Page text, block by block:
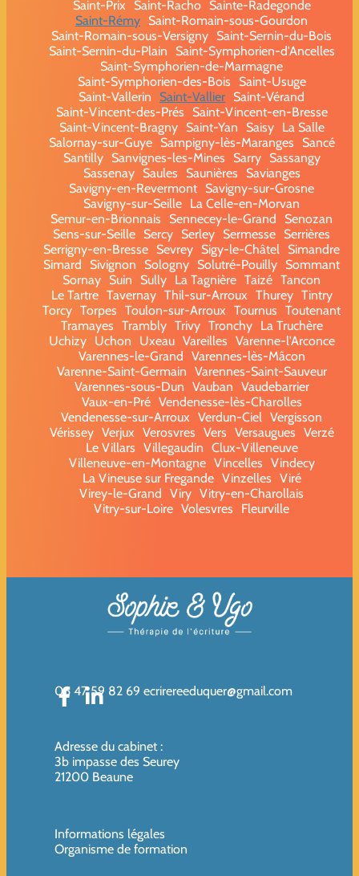
Saint-Prix
Saint-Racho
Sainte-Radegonde
Saint-Rémy Saint-Romain-sous-Gourdon
Saint-Romain-sous-Versigny Saint-Sernin-du-Bois
Saint-Sernin-du-Plain
Saint-Symphorien-d'Ancelles
Saint-Symphorien-de-Marmagne
Saint-Symphorien-des-Bois
Saint-Usuge
Saint-Vallerin
Saint-Vallier Saint-Vérand
Saint-Vincent-des-Prés
Saint-Vincent-en-Bresse
Saint-Vincent-Bragny
Saint-Yan Saisy
La Salle
Salornay-sur-Guye
Sampigny-lès-Maranges
Sancé
Santilly
Sanvignes-les-Mines Sarry
Sassangy
Sassenay
Saules Saunières
Savianges
Savigny-en-Revermont Savigny-sur-Grosne
Savigny-sur-Seille La Celle-en-Morvan
Semur-en-Brionnais
Sennecey-le-Grand
Senozan
Sens-sur-Seille Sercy Serley Sermesse Serrières
Serrigny-en-Bresse Sevrey Sigy-le-Châtel
Simandre
Simard
Sivignon Sologny Solutré-Pouilly Sommant
Sornay Suin Sully La Tagnière Taizé Tancon
Le Tartre Tavernay Thil-sur-Arroux Thurey Tintry
Torcy Torpes Toulon-sur-Arroux Tournus Toutenant
Tramayes Trambly Trivy Tronchy
La Truchère
Uchizy
Uchon Uxeau Vareilles Varenne-l'Arconce
Varennes-le-Grand Varennes-lès-Mâcon
Varenne-Saint-Germain Varennes-Saint-Sauveur
Varennes-sous-Dun Vauban Vaudebarrier
Vaux-en-Pré Vendenesse-lès-Charolles
Vendenesse-sur-Arroux Verdun-Ciel Vergisson
Vérissey Verjux Verosvres Vers Versaugues Verzé
Le Villars Villegaudin Clux-Villeneuve
Villeneuve-en-Montagne Vincelles Vindecy
La Vineuse sur Fregande Vinzelles Viré
Virey-le-Grand Viry Vitry-en-Charollais
Vitry-sur-Loire Volesvres Fleurville
06 47 59 82 69 ecrirereeduquer@gmail.com
Adresse du cabinet :
3b impasse des Seurey
21200 Beaune
Informations légales
Organisme de formation